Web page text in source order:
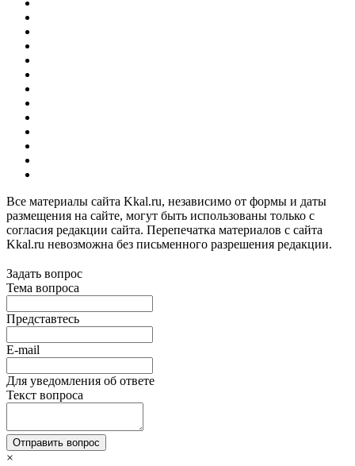
Все материалы сайта Kkal.ru, независимо от формы и даты
размещения на сайте, могут быть использованы только с
согласия редакции сайта. Перепечатка материалов с сайта
Kkal.ru невозможна без письменного разрешения редакции.
Задать вопрос
Тема вопроса
Представтесь
E-mail
Для уведомления об ответе
Текст вопроса
Отправить вопрос
×